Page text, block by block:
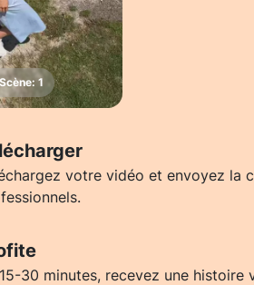
votre vidéo et envoyez la
30 minutes, recevez une histoire